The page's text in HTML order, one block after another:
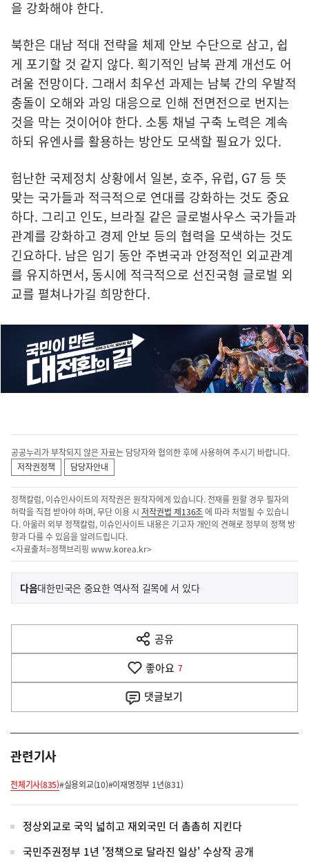
을 강화해야 한다.
북한은 대남 적대 전략을 체제 안보 수단으로 삼고, 쉽
게 포기할 것 같지 않다. 획기적인 남북 관계 개선도 어
려울 전망이다. 그래서 최우선 과제는 남북 간의 우발적
충돌이 오해와 과잉 대응으로 인해 전면전으로 번지는
것을 막는 것이어야 한다. 소통 채널 구축 노력은 계속
하되 유엔사를 활용하는 방안도 모색할 필요가 있다.
험난한 국제정치 상황에서 일본, 호주, 유럽, G7 등 뜻
맞는 국가들과 적극적으로 연대를 강화하는 것도 중요
하다. 그리고 인도, 브라질 같은 글로벌사우스 국가들과
관계를 강화하고 경제 안보 등의 협력을 모색하는 것도
긴요하다. 남은 임기 동안 주변국과 안정적인 외교관계
를 유지하면서, 동시에 적극적으로 선진국형 글로벌 외
교를 펼쳐나가길 희망한다.
공공누리가 부착되지 않은 자료는 담당자와 협의한 후에 사용하여 주시기 바랍니다.
저작권정책
담당자안내
정책칼럼, 이슈인사이트의 저작권은 원작자에게 있습니다. 전재를 원할 경우 필자의
허락을 직접 받아야 하며, 무단 이용 시 저작권법 제136조에 따라 처벌될 수 있습니
다. 아울러 외부 정책칼럼, 이슈인사이트 내용은 기고자 개인의 견해로 정부의 정책 방
향과 다를 수 있음을 알려드립니다.
<자료출처=정책브리핑 www.korea.kr>
이
전
다
음
다음기
사
대한민국은 중요한 역사적 길목에 서 있다
공유
열
기
좋아요 7
댓글보기
관련기사
전체기사(835)#실용외교(10)#이재명정부 1년(831)
정상외교로 국익 넓히고 재외국민 더 촘촘히 지킨다
국민주권정부 1년 '정책으로 달라진 일상' 수상작 공개